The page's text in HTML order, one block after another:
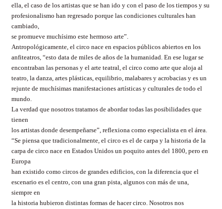
ella, el caso de los artistas que se han ido y con el paso de los tiempos y su
profesionalismo han regresado porque las condiciones culturales han
cambiado,
se promueve muchísimo este hermoso arte”.
Antropológicamente, el circo nace en espacios públicos abiertos en los
anfiteatros, “esto data de miles de años de la humanidad. En ese lugar se
encontraban las personas y el arte teatral, el circo como arte que aloja al
teatro, la danza, artes plásticas, equilibrio, malabares y acrobacias y es un
rejunte de muchísimas manifestaciones artísticas y culturales de todo el
mundo.
La verdad que nosotros tratamos de abordar todas las posibilidades que
tienen
los artistas donde desempeñarse”, reflexiona como especialista en el área.
“Se piensa que tradicionalmente, el circo es el de carpa y la historia de la
carpa de circo nace en Estados Unidos un poquito antes del 1800, pero en
Europa
han existido como circos de grandes edificios, con la diferencia que el
escenario es el centro, con una gran pista, algunos con más de una,
siempre en
la historia hubieron distintas formas de hacer circo. Nosotros nos